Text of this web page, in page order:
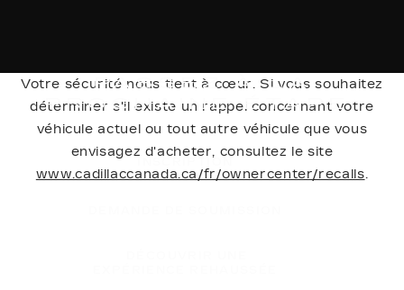
PASSEZ À LA
PROCHAINE ÉTAPE
Votre sécurité nous tient à cœur. Si vous souhaitez
déterminer s'il existe un rappel concernant votre
véhicule actuel ou tout autre véhicule que vous
envisagez d'acheter, consultez le site
www.cadillaccanada.ca/fr/ownercenter/recalls.